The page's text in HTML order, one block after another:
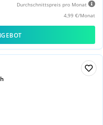
Durchschnittspreis pro Monat
4,99 €/Monat